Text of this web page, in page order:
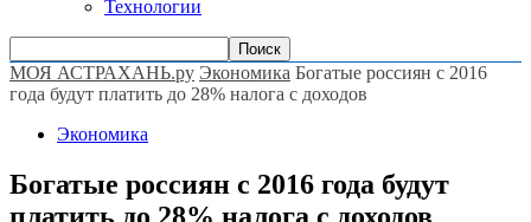
Технологии
МОЯ АСТРАХАНЬ.ру Экономика Богатые россиян с 2016
года будут платить до 28% налога с доходов
Экономика
Богатые россиян с 2016 года будут